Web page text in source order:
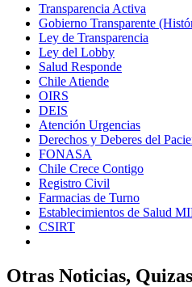
Transparencia Activa
Gobierno Transparente
Ley de Transparencia
Ley del Lobby
Salud Responde
Chile Atiende
OIRS
DEIS
Atención Urgencias
Derechos y Deberes del
FONASA
Chile Crece Contigo
Registro Civil
Farmacias de Turno
Establecimientos de Salud
CSIRT
Otras Noticias,